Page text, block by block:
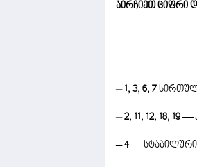
აირჩიეთ ციფრი
– 1, 3, 6, 7
– 2, 11, 12, 18, 19—
– 4— სტაბილური